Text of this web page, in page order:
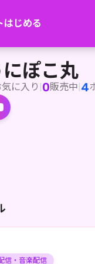
はじめる
こ丸です🥁🐾 合
にぽこ丸
に入り |0販売中|4
信・音楽配信